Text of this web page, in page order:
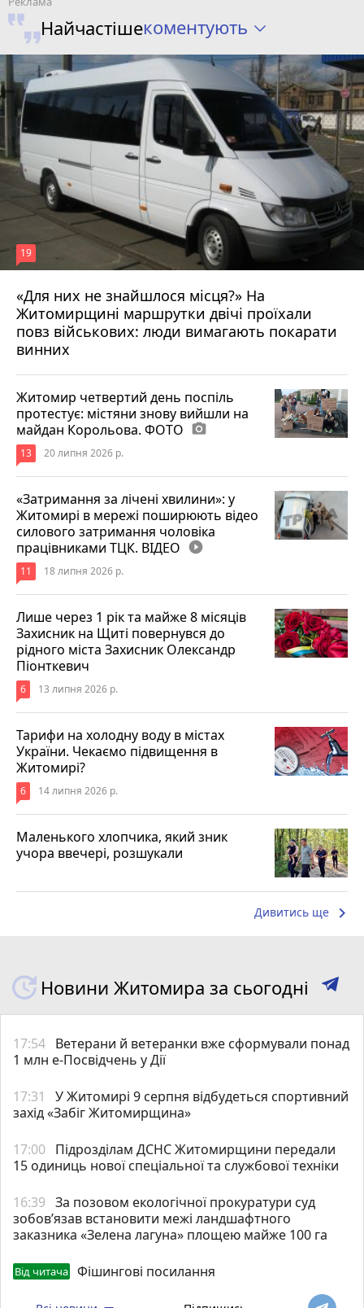
Найчастішекоментують
«Для них не знайшлося місця?» На
Житомирщині маршрутки двічі проїхали
повз військових: люди вимагають покарати
винних
19
17 липня 2026 р.
Житомир четвертий день поспіль
протестує: містяни знову вийшли на
майдан Корольова. ФОТО photo_camera
13 20 липня 2026 р.
«Затримання за лічені хвилини»: у
Житомирі в мережі поширюють відео
силового затримання чоловіка
працівниками ТЦК. ВІДЕО play_circle_filled
11 18 липня 2026 р.
Лише через 1 рік та майже 8 місяців
Захисник на Щиті повернувся до
рідного міста Захисник Олександр
Піонткевич
6 13 липня 2026 р.
Тарифи на холодну воду в містах
України. Чекаємо підвищення в
Житомирі?
6 14 липня 2026 р.
Маленького хлопчика, який зник
учора ввечері, розшукали
Дивитись ще keyboard_arrow_right
Новини Житомира за сьогодні
17:54 Ветерани й ветеранки вже сформували понад
1 млн е-Посвідчень у Дії
17:31
У Житомирі 9 серпня відбудеться спортивний
захід «Забіг Житомирщина»
17:00 Підрозділам ДСНС Житомирщини передали
15 одиниць нової спеціальної та службової техніки
16:39 За позовом екологічної прокуратури суд
зобов’язав встановити межі ландшафтного
заказника «Зелена лагуна» площею майже 100 га
Від читача Фішингові посилання